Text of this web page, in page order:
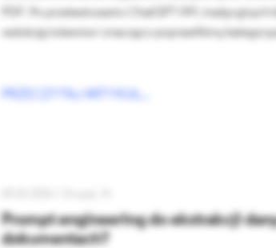
PDF. Po przetestowaniu ChatGPT API,
redukcję tokenów i znacząco poprawiliśmy
PRZECZYTAJ ARTYKUŁ...
Prompt engineering do ekstrakcji
dokumentach?